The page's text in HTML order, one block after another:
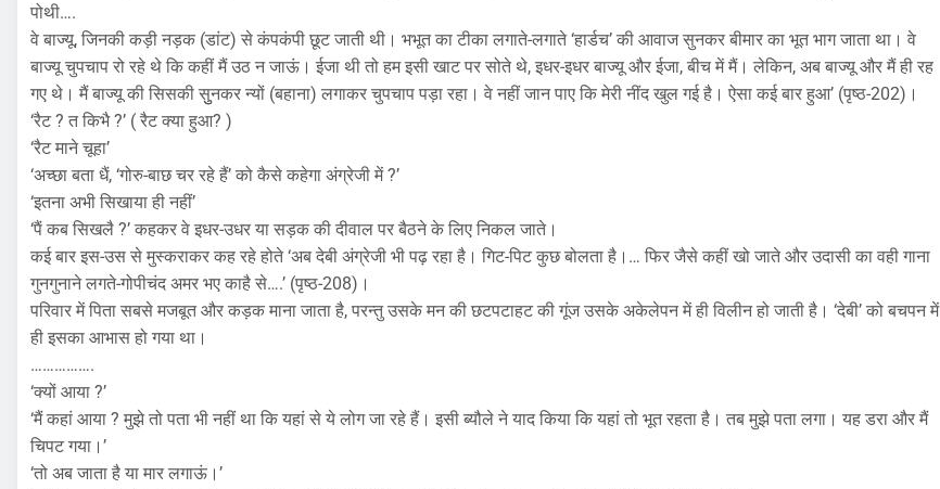
पोथी….
वे बाज्यू, जिनकी कड़ी नड़क (डांट) से कंपकंपी छूट जाती थी। भभूत का टीका लगाते-लगाते ‘हार्डच’ की आवाज सुनकर बीमार का भूत भाग जाता था। वे
बाज्यू चुपचाप रो रहे थे कि कहीं मैं उठ न जाऊं। ईजा थी तो हम इसी खाट पर सोते थे, इधर-इधर बाज्यू और ईजा, बीच में मैं। लेकिन, अब बाज्यू और मैं ही रह
गए थे। मैं बाज्यू की सिसकी सुुनकर न्यों (बहाना) लगाकर चुपचाप पड़ा रहा। वे नहीं जान पाए कि मेरी नींद खुल गई है। ऐसा कई बार हुआ’ (पृष्ठ-202)।
‘रैट ? त किभै ?’ ( रैट क्या हुआ? )
‘रैट माने चूहा’
‘अच्छा बता धैं, ‘गोरु-बाछ चर रहे हैं’ को कैसे कहेगा अंग्रेजी में ?’
‘इतना अभी सिखाया ही नहीं’
‘पैं कब सिखलै ?’ कहकर वे इधर-उधर या सड़क की दीवाल पर बैठने के लिए निकल जाते।
कई बार इस-उस से मुस्कराकर कह रहे होते ‘अब देबी अंग्रेजी भी पढ़ रहा है। गिट-पिट कुछ बोलता है।… फिर जैसे कहीं खो जाते और उदासी का वही गाना
गुनगुनाने लगते-गोपीचंद अमर भए काहै से….’ (पृष्ठ-208)।
परिवार में पिता सबसे मजबूत और कड़क माना जाता है, परन्तु उसके मन की छटपटाहट की गूंज उसके अकेलेपन में ही विलीन हो जाती है। ‘देबी’ को बचपन में
ही इसका आभास हो गया था।
…………….
‘क्यों आया ?’
‘मैं कहां आया ? मुझे तो पता भी नहीं था कि यहां से ये लोग जा रहे हैं। इसी ब्यौले ने याद किया कि यहां तो भूत रहता है। तब मुझे पता लगा। यह डरा और मैं
चिपट गया।’
‘तो अब जाता है या मार लगाऊं।’